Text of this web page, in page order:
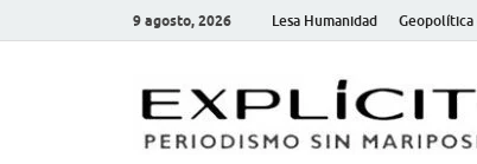
9 agosto, 2026 Lesa Humanidad